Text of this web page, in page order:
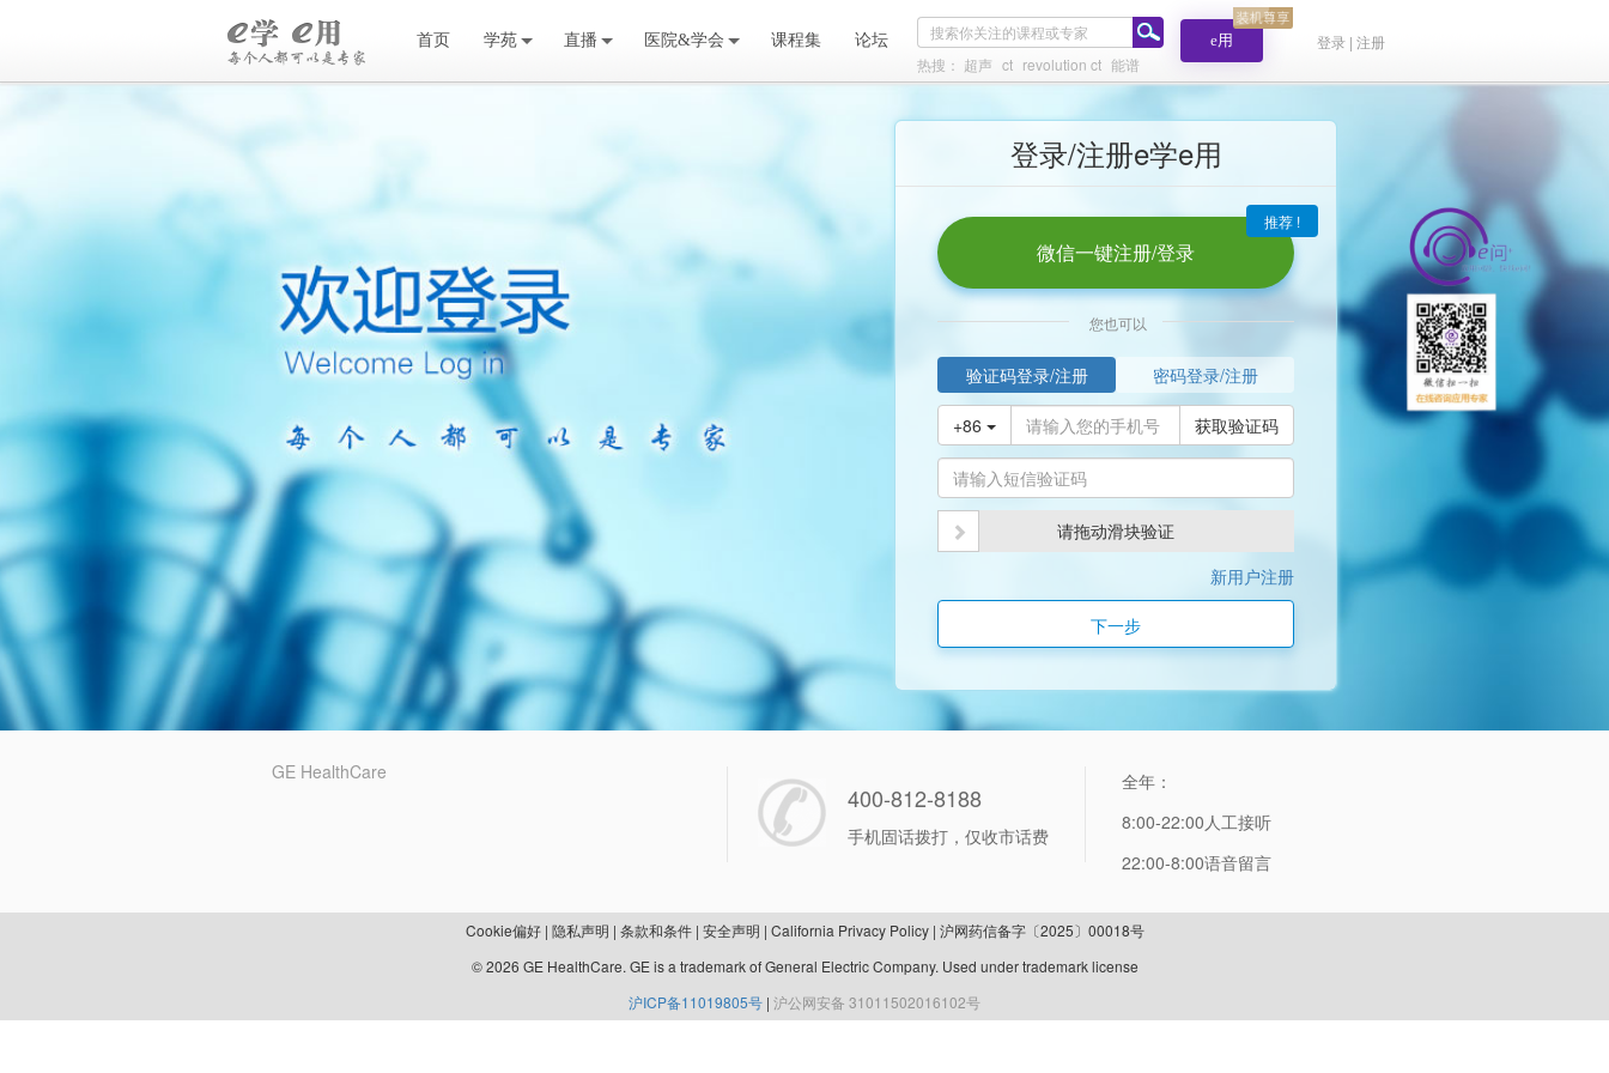
登录 | 注册
e用
热搜： 超声 ct revolution ct 能谱
首页 学苑 直播 医院&学会 课程集 论坛
登录/注册e学e用
推荐 !
微信一键注册/登录
您也可以
验证码登录/注册 密码登录/注册
+86 获取验证码
请拖动滑块验证
新用户注册
下一步
GE HealthCare
400-812-8188
手机固话拨打，仅收市话费
全年：
8:00-22:00人工接听
22:00-8:00语音留言
Cookie偏好| 隐私声明 | 条款和条件| 安全声明 | California Privacy Policy| 沪网药信备字〔2025〕00018号
© 2026 GE HealthCare. GE is a trademark of General Electric Company. Used under trademark license
沪ICP备11019805号 | 沪公网安备 31011502016102号